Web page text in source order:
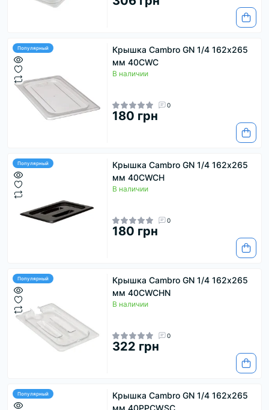
Популярный
Крышка Cambro GN 1/4 162х265
мм 40CWC
В наличии
0
180 грн
Популярный
Крышка Cambro GN 1/4 162х265
мм 40CWCH
В наличии
0
180 грн
Популярный
Крышка Cambro GN 1/4 162х265
мм 40CWCHN
В наличии
0
322 грн
Популярный
Крышка Cambro GN 1/4 162х265
мм 40PPCWSC